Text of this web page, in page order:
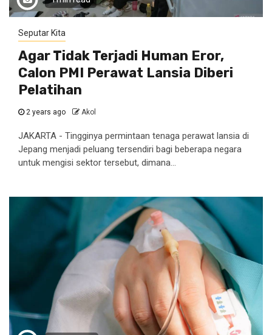
Seputar Kita
Agar Tidak Terjadi Human Eror,
Calon PMI Perawat Lansia Diberi
Pelatihan
2 years ago Akol
JAKARTA - Tingginya permintaan tenaga perawat lansia di
Jepang menjadi peluang tersendiri bagi beberapa negara
untuk mengisi sektor tersebut, dimana...